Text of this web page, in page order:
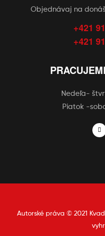
Objednávaj na
+421
+421
Nedeľa-
Piatok -
Autorské práva © 2021